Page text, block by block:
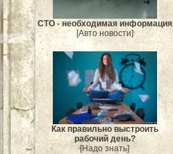
СТО - необходимая информация
[Авто новости]
Как правильно выстроить
рабочий день?
[Надо знать]